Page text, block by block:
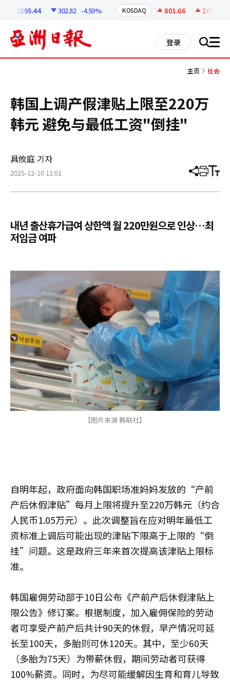
6295.44 302.82 -4.59% KOSDAQ 801.66 2.07
登录 搜 all
主页 社会
韩国上调产假津贴上限至220万
韩元 避免与最低工资"倒挂"
具攸庭 기자
2025-12-10 11:01 分
章
打 调
小
내년 출산휴가급여 상한액 월 220만원으로 인상…최
저임금 여파
【图片来源 韩联社】
自明年起，政府面向韩国职场准妈妈发放的“产前
产后休假津贴”每月上限将提升至220万韩元（约合
人民币1.05万元）。此次调整旨在应对明年最低工
资标准上调后可能出现的津贴下限高于上限的“倒
挂”问题。这是政府三年来首次提高该津贴上限标
准。
韩国雇佣劳动部于10日公布《产前产后休假津贴上
限公告》修订案。根据制度，加入雇佣保险的劳动
者可享受产前产后共计90天的休假，早产情况可延
长至100天，多胎则可休120天。其中，至少60天
（多胎为75天）为带薪休假，期间劳动者可获得
100%薪资。同时，为尽可能缓解因生育和育儿导致